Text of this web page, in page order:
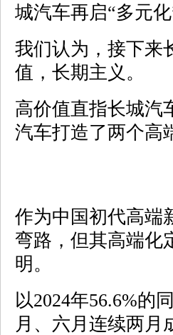
城汽车再启“多元化
我们认为，接下来
值，长期主义。
高价值直指长城汽
汽车打造了两个高
作为中国初代高端
弯路，但其高端化
明。
以2024年56.6%的
月、六月连续两月